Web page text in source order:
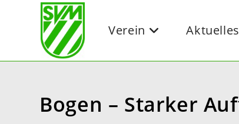
Verein Aktuelles
Bogen – Starker